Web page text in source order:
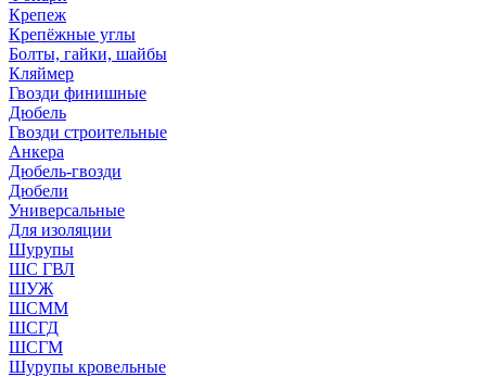
Крепеж
Крепёжные углы
Болты, гайки, шайбы
Кляймер
Гвозди финишные
Дюбель
Гвозди строительные
Анкера
Дюбель-гвозди
Дюбели
Универсальные
Для изоляции
Шурупы
ШС ГВЛ
ШУЖ
ШСММ
ШСГД
ШСГМ
Шурупы кровельные